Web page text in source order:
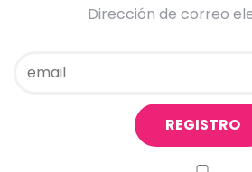
Dirección de correo